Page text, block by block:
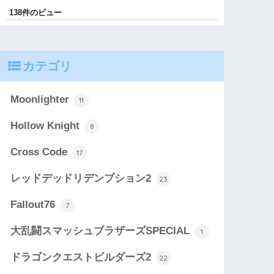
138件のビュー
カテゴリ
Moonlighter 11
Hollow Knight 8
Cross Code 17
レッドデッドリデンプション2 23
Fallout76 7
大乱闘スマッシュブラザーズSPECIAL 1
ドラゴンクエストビルダーズ2 22